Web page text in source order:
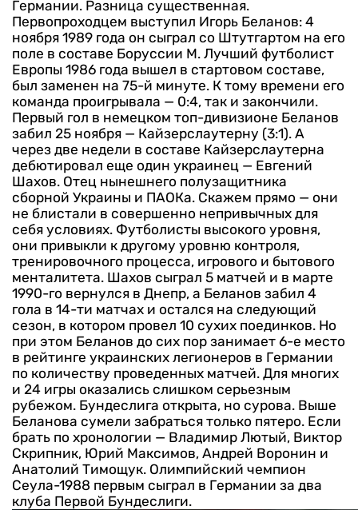
Германии. Разница существенная.
Первопроходцем выступил Игорь Беланов: 4
ноября 1989 года он сыграл со Штутгартом на его
поле в составе Боруссии М. Лучший футболист
Европы 1986 года вышел в стартовом составе,
был заменен на 75-й минуте. К тому времени его
команда проигрывала — 0:4, так и закончили.
Первый гол в немецком топ-дивизионе Беланов
забил 25 ноября — Кайзерслаутерну (3:1). А
через две недели в составе Кайзерслаутерна
дебютировал еще один украинец — Евгений
Шахов. Отец нынешнего полузащитника
сборной Украины и ПАОКа. Скажем прямо — они
не блистали в совершенно непривычных для
себя условиях. Футболисты высокого уровня,
они привыкли к другому уровню контроля,
тренировочного процесса, игрового и бытового
менталитета. Шахов сыграл 5 матчей и в марте
1990-го вернулся в Днепр, а Беланов забил 4
гола в 14-ти матчах и остался на следующий
сезон, в котором провел 10 сухих поединков. Но
при этом Беланов до сих пор занимает 6-е место
в рейтинге украинских легионеров в Германии
по количеству проведенных матчей. Для многих
и 24 игры оказались слишком серьезным
рубежом. Бундеслига открыта, но сурова. Выше
Беланова сумели забраться только пятеро. Если
брать по хронологии — Владимир Лютый, Виктор
Скрипник, Юрий Максимов, Андрей Воронин и
Анатолий Тимощук. Олимпийский чемпион
Сеула-1988 первым сыграл в Германии за два
клуба Первой Бундеслиги.